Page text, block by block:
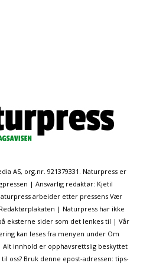
AS, org.nr. 921379331. Naturpress er
| Ansvarlig redaktør: Kjetil
arbeider etter pressens Vær
| Naturpress har ikke
eksterne sider som det lenkes til | Vår
kan leses fra menyen under Om
innhold er opphavsrettslig beskyttet
oss? Bruk denne epost-adressen: tips-